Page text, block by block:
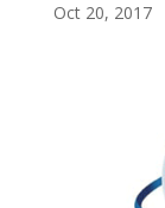
Oct 20, 2017